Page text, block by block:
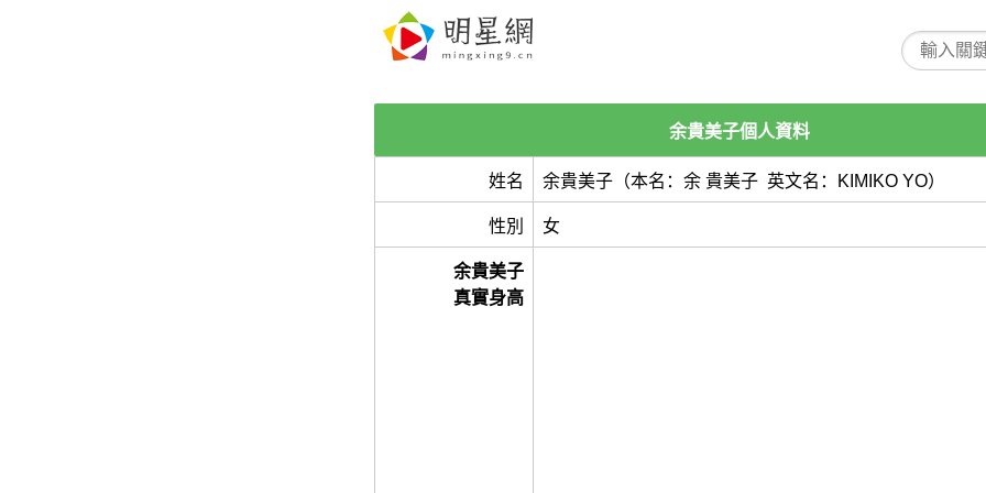
余貴美子個人資料
姓名 余貴美子（本名：余 貴美子 英文名：KIMIKO YO）
性別 女
余貴美子
真實身高